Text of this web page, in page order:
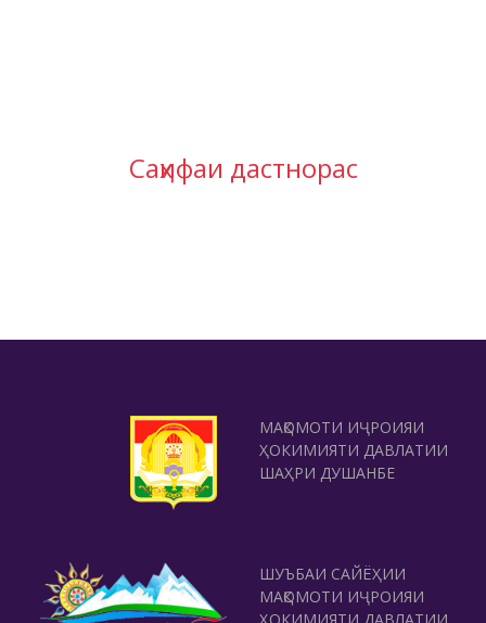
Саҳифаи дастнорас
МАҚОМОТИ ИҶРОИЯИ
ҲОКИМИЯТИ ДАВЛАТИИ
ШАҲРИ ДУШАНБЕ
ШУЪБАИ САЙЁҲИИ
МАҚОМОТИ ИҶРОИЯИ